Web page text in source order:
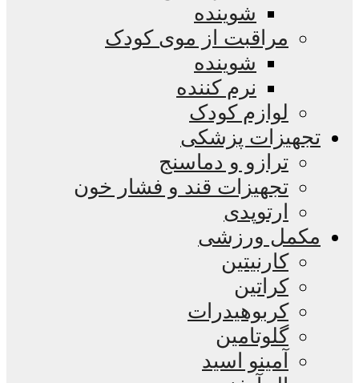
شوینده
مراقبت از موی کودک
شوینده
نرم کننده
لوازم کودک
تجهیزات پزشکی
ترازو و دماسنج
تجهیزات قند و فشار خون
ارتوپدی
مکمل ورزشی
کارنیتین
کراتین
کربوهیدرات
گلوتامین
آمینو اسید